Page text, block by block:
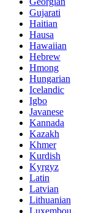
Gujarati
Haitian
Hausa
Hawaiian
Hebrew
Hmong
Hungarian
Icelandic
Igbo
Javanese
Kannada
Kazakh
Khmer
Kurdish
Kyrgyz
Latin
Latvian
Lithuanian